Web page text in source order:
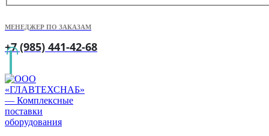
МЕНЕДЖЕР ПО ЗАКАЗАМ
+7 (985) 441-42-68